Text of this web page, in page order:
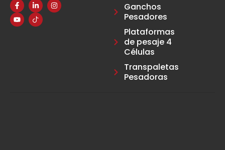
Ganchos
Pesadores
Plataformas
de pesaje 4
Células
Transpaletas
Pesadoras